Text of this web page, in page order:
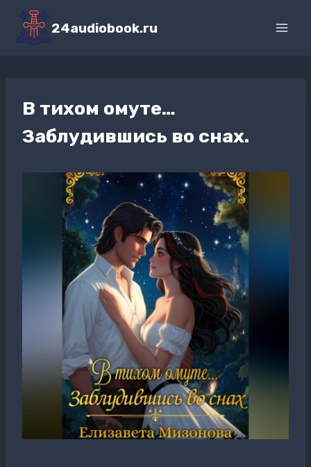
Перейти
содержимому
24audiobook.ru
В тихом омуте…
Заблудившись во снах.